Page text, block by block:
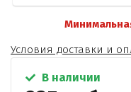
Условия доставки и
В наличии